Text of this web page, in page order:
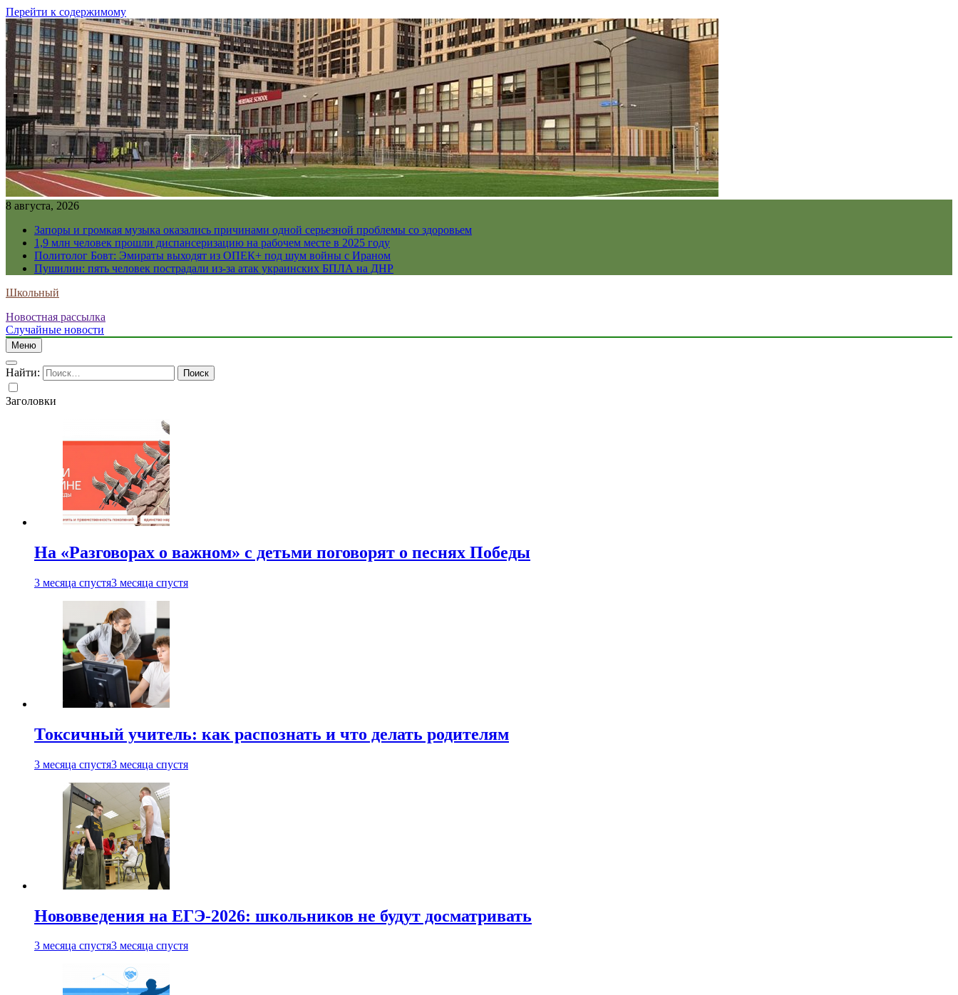
Перейти к содержимому
8 августа, 2026
Запоры и громкая музыка оказались причинами одной серьезной проблемы со здоровьем
1,9 млн человек прошли диспансеризацию на рабочем месте в 2025 году
Политолог Бовт: Эмираты выходят из ОПЕК+ под шум войны с Ираном
Пушилин: пять человек пострадали из-за атак украинских БПЛА на ДНР
Школьный
Новостная рассылка
Случайные новости
Меню
Найти:
Заголовки
На «Разговорах о важном» с детьми поговорят о песнях Победы
3 месяца спустя3 месяца спустя
Токсичный учитель: как распознать и что делать родителям
3 месяца спустя3 месяца спустя
Нововведения на ЕГЭ-2026: школьников не будут досматривать
3 месяца спустя3 месяца спустя